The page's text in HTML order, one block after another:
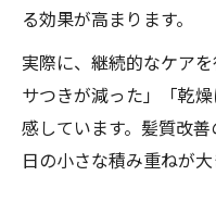
る効果が高まります。
実際に、継続的なケア
サつきが減った」「乾
感しています。髪質改
日の小さな積み重ねが